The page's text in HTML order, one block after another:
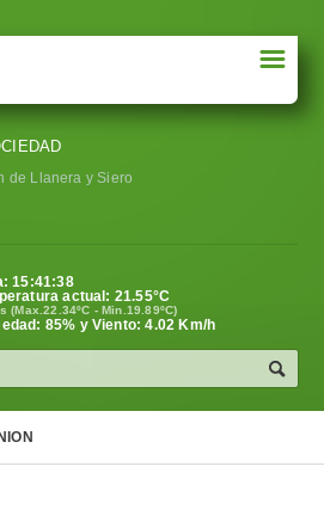
☰
de Llanera y Siero
15:41:39
actual: 21.55°C
(Max.22.34ºC - Min.19.89ºC)
85% y Viento: 4.02 Km/h